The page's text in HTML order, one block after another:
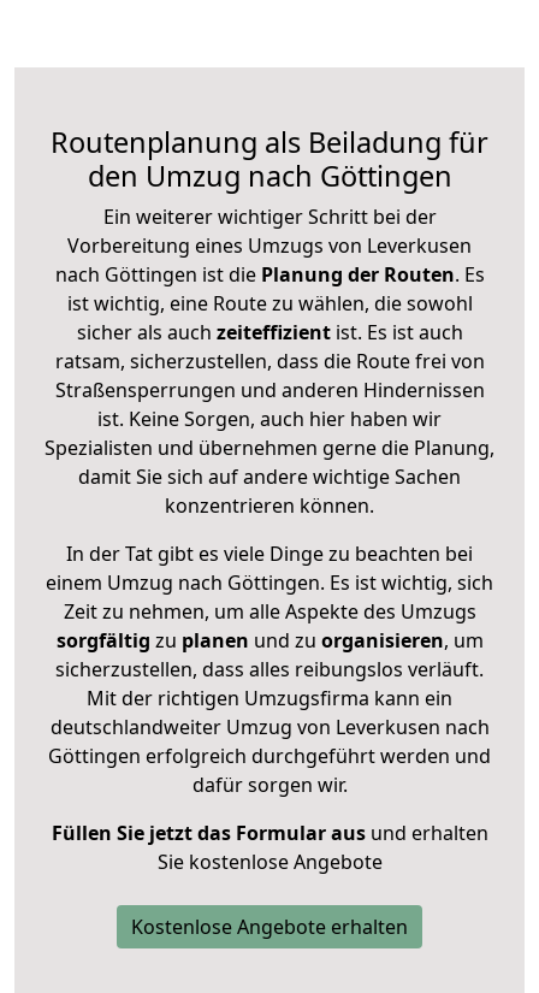
Routenplanung als Beiladung für
den Umzug nach Göttingen
Ein weiterer wichtiger Schritt bei der
Vorbereitung eines Umzugs von Leverkusen
nach Göttingen ist diePlanung der Routen. Es
ist wichtig, eine Route zu wählen, die sowohl
sicher als auch zeiteffizientist. Es ist auch
ratsam, sicherzustellen, dass die Route frei von
Straßensperrungen und anderen Hindernissen
ist. Keine Sorgen, auch hier haben wir
Spezialisten und übernehmen gerne die Planung,
damit Sie sich auf andere wichtige Sachen
konzentrieren können.
In der Tat gibt es viele Dinge zu beachten bei
einem Umzug nach Göttingen. Es ist wichtig, sich
Zeit zu nehmen, um alle Aspekte des Umzugs
sorgfältig zu planen und zu organisieren, um
sicherzustellen, dass alles reibungslos verläuft.
Mit der richtigen Umzugsfirma kann ein
deutschlandweiter Umzug von Leverkusen nach
Göttingen erfolgreich durchgeführt werden und
dafür sorgen wir.
Füllen Sie jetzt das Formular ausund erhalten
Sie kostenlose Angebote
Kostenlose Angebote erhalten